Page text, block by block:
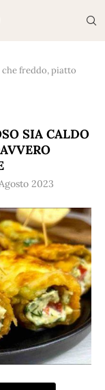
freddo, piatto
SIA CALDO
2023